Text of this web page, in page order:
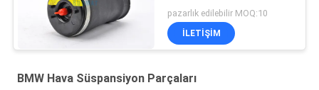
pazarlık edilebilir MOQ:10
İLETIŞIM
BMW Hava Süspansiyon Parçaları